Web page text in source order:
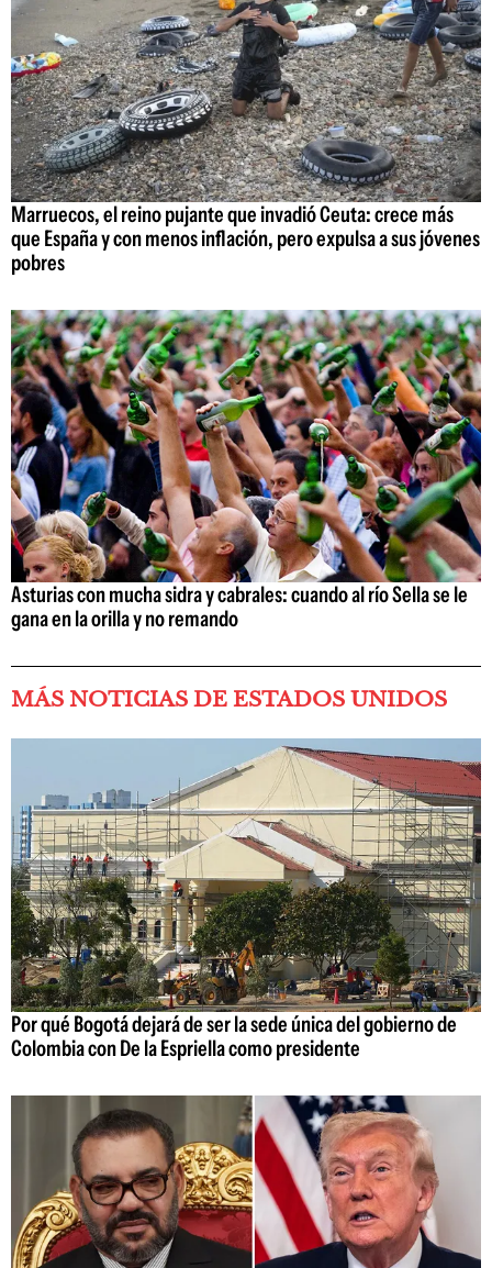
Marruecos, el reino pujante que invadió Ceuta: crece más
que España y con menos inflación, pero expulsa a sus jóvenes
pobres
Asturias con mucha sidra y cabrales: cuando al río Sella se le
gana en la orilla y no remando
MÁS NOTICIAS DE ESTADOS UNIDOS
Por qué Bogotá dejará de ser la sede única del gobierno de
Colombia con De la Espriella como presidente